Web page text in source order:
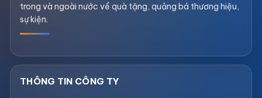
trong và ngoài nước về quà tặng, quảng bá thương hiệu,
sự kiện.